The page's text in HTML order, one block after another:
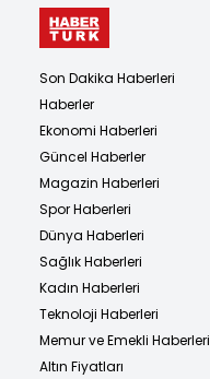
Son Dakika Haberleri
Haberler
Ekonomi Haberleri
Güncel Haberler
Magazin Haberleri
Spor Haberleri
Dünya Haberleri
Sağlık Haberleri
Kadın Haberleri
Teknoloji Haberleri
Memur ve Emekli Haberleri
Altın Fiyatları